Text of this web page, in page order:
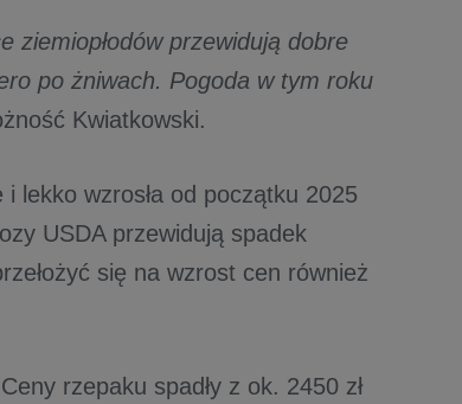
ziemiopłodów przewidują dobre
po żniwach. Pogoda w tym roku
Kwiatkowski.
lekko wzrosła od początku 2025
USDA przewidują spadek
się na wzrost cen również
rzepaku spadły z ok. 2450 zł